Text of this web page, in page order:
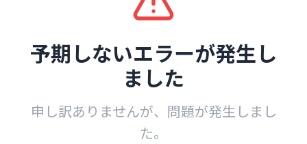
予期しないエラーが発生し
ました
申し訳ありませんが、問題が発生しまし
た。